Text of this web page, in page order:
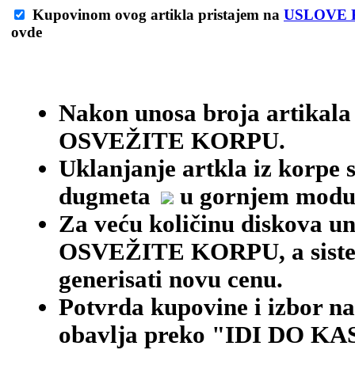
Kupovinom ovog artikla pristajem na USLOVE
ovde
Nakon unosa broja
OSVEŽITE KORPU.
Uklanjanje artkla iz korpe
dugmeta
u gornjem
Za veću količinu diskova
OSVEŽITE KORPU, a
generisati novu cenu.
Potvrda kupovine i izbor
obavlja preko "IDI DO